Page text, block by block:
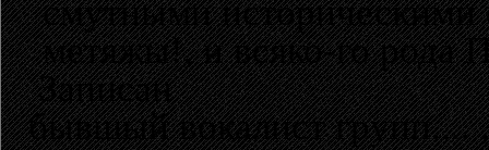
смутными историческими
метяжы!, и всяко-го
Записан
бывшый вокалист